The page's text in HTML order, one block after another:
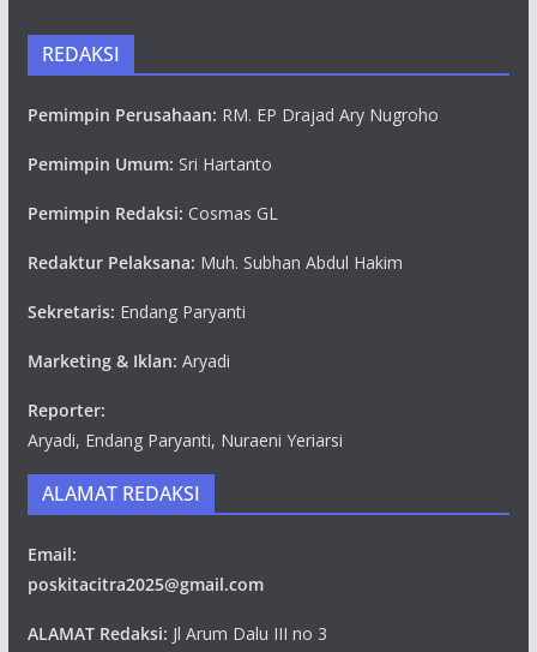
REDAKSI
Pemimpin Perusahaan: RM. EP Drajad Ary Nugroho
Pemimpin Umum: Sri Hartanto
Pemimpin Redaksi: Cosmas GL
Redaktur Pelaksana: Muh. Subhan Abdul Hakim
Sekretaris: Endang Paryanti
Marketing & Iklan: Aryadi
Reporter:
Aryadi, Endang Paryanti, Nuraeni Yeriarsi
ALAMAT REDAKSI
Email:
poskitacitra2025@gmail.com
ALAMAT Redaksi: Jl Arum Dalu III no 3